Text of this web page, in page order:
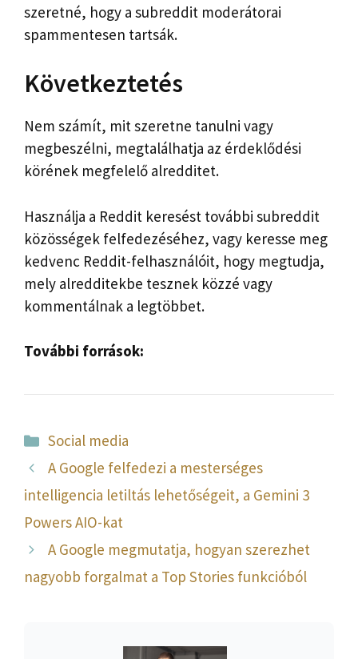
szeretné, hogy a subreddit moderátorai
spammentesen tartsák.
Következtetés
Nem számít, mit szeretne tanulni vagy
megbeszélni, megtalálhatja az érdeklődési
körének megfelelő alredditet.
Használja a Reddit keresést további subreddit
közösségek felfedezéséhez, vagy keresse meg
kedvenc Reddit-felhasználóit, hogy megtudja,
mely alredditekbe tesznek közzé vagy
kommentálnak a legtöbbet.
További források:
Kategória
Social media
A Google felfedezi a mesterséges
intelligencia letiltás lehetőségeit, a Gemini 3
Powers AIO-kat
A Google megmutatja, hogyan szerezhet
nagyobb forgalmat a Top Stories funkcióból